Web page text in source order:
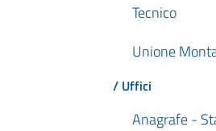
Tecnico
Unione
/ Uffici
Anagrafe -